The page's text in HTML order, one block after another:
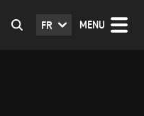
MENU
FR